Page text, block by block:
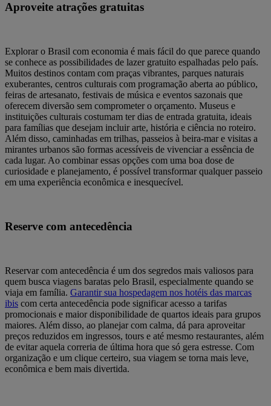
Aproveite atrações gratuitas
Explorar o Brasil com economia é mais fácil do que parece quando
se conhece as possibilidades de lazer gratuito espalhadas pelo país.
Muitos destinos contam com praças vibrantes, parques naturais
exuberantes, centros culturais com programação aberta ao público,
feiras de artesanato, festivais de música e eventos sazonais que
oferecem diversão sem comprometer o orçamento. Museus e
instituições culturais costumam ter dias de entrada gratuita, ideais
para famílias que desejam incluir arte, história e ciência no roteiro.
Além disso, caminhadas em trilhas, passeios à beira-mar e visitas a
mirantes urbanos são formas acessíveis de vivenciar a essência de
cada lugar. Ao combinar essas opções com uma boa dose de
curiosidade e planejamento, é possível transformar qualquer passeio
em uma experiência econômica e inesquecível.
Reserve com antecedência
Reservar com antecedência é um dos segredos mais valiosos para
quem busca viagens baratas pelo Brasil, especialmente quando se
viaja em família. Garantir sua hospedagem nos hotéis das marcas
ibis com certa antecedência pode significar acesso a tarifas
promocionais e maior disponibilidade de quartos ideais para grupos
maiores. Além disso, ao planejar com calma, dá para aproveitar
preços reduzidos em ingressos, tours e até mesmo restaurantes, além
de evitar aquela correria de última hora que só gera estresse. Com
organização e um clique certeiro, sua viagem se torna mais leve,
econômica e bem mais divertida.